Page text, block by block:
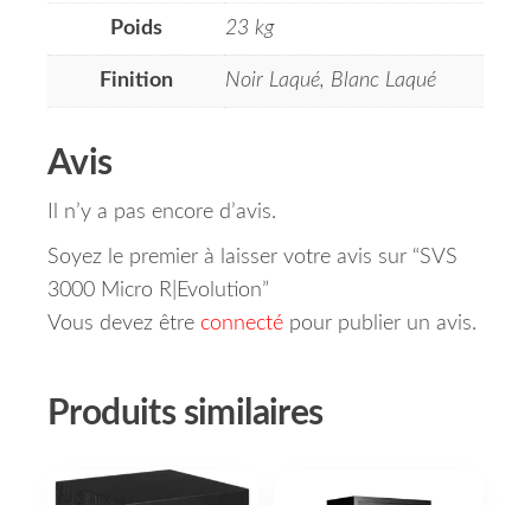
Poids 23 kg
Finition Noir Laqué, Blanc Laqué
Avis
Il n’y a pas encore d’avis.
Soyez le premier à laisser votre avis sur “SVS
3000 Micro R|Evolution”
Vous devez être connecté pour publier un avis.
Produits similaires